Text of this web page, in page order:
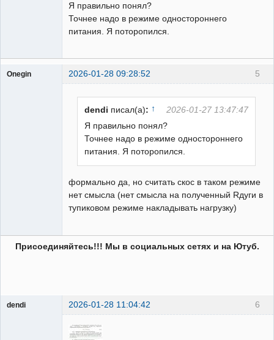
Я правильно понял?
Точнее надо в режиме одностороннего
питания. Я поторопился.
5
Onegin 2026-01-28 09:28:52
dendi писал(а): ↑
2026-01-27 13:47:47
Я правильно понял?
Точнее надо в режиме одностороннего
питания. Я поторопился.
формально да, но считать скос в таком режиме
нет смысла (нет смысла на полученный Rдуги в
тупиковом режиме накладывать нагрузку)
Присоединяйтесь!!! Мы в социальных сетях и на Ютуб.
6
dendi 2026-01-28 11:04:42